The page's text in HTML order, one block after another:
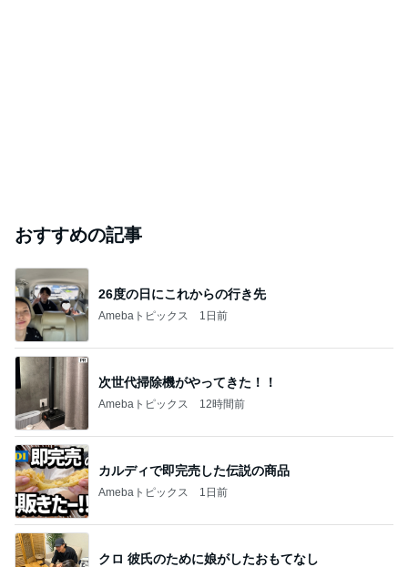
おすすめの記事
26度の日にこれからの行き先
Amebaトピックス 1日前
次世代掃除機がやってきた！！
Amebaトピックス 12時間前
カルディで即完売した伝説の商品
Amebaトピックス 1日前
クロ 彼氏のために娘がしたおもてなし